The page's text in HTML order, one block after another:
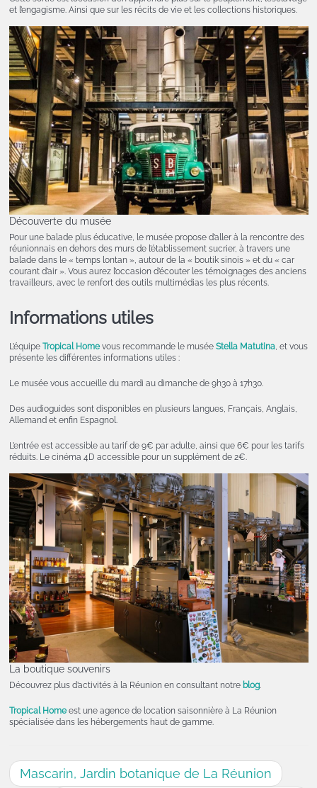
et l’engagisme. Ainsi que sur les récits de vie et les collections historiques.
Découverte du musée
Pour une balade plus éducative, le musée propose d’aller à la rencontre des
réunionnais en dehors des murs de l’établissement sucrier, à travers une
balade dans le « temps lontan », autour de la « boutik sinois » et du « car
courant d’air ». Vous aurez l’occasion d’écouter les témoignages des anciens
travailleurs, avec le renfort des outils multimédias les plus récents.
Informations utiles
L’équipe Tropical Homevous recommande le musée Stella Matutina, et vous
présente les différentes informations utiles :
Le musée vous accueille du mardi au dimanche de 9h30 à 17h30.
Des audioguides sont disponibles en plusieurs langues, Français, Anglais,
Allemand et enfin Espagnol.
L’entrée est accessible au tarif de 9€ par adulte, ainsi que 6€ pour les tarifs
réduits. Le cinéma 4D accessible pour un supplément de 2€.
La boutique souvenirs
Découvrez plus d’activités à la Réunion en consultant notre blog.
Tropical Homeest une agence de location saisonnière à La Réunion
spécialisée dans les hébergements haut de gamme.
Mascarin, Jardin botanique de La Réunion